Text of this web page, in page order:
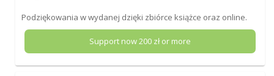
Podziękowania w wydanej dzięki zbiórce książce oraz online.
Support now200zł or more